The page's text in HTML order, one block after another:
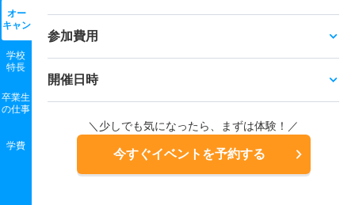
オー
キャン
学校
特長
卒業生
の仕事
学費
参加費用
開催日時
＼少しでも気になったら、まずは体験！／
今すぐイベントを予約する